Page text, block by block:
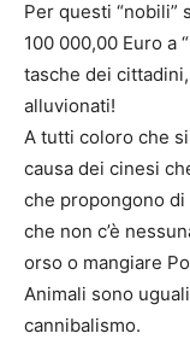
Per questi “nobili”
100 000,00 Euro a
tasche dei
alluvionati!
A tutti coloro che
causa dei cinesi
che propongono di
che non c’è
orso o mangiare
Animali sono
cannibalismo.